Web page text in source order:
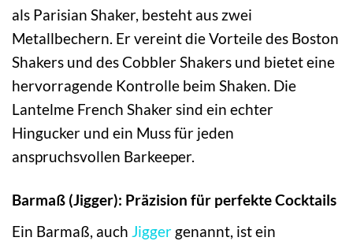
als Parisian Shaker, besteht aus zwei
Metallbechern. Er vereint die Vorteile des Boston
Shakers und des Cobbler Shakers und bietet eine
hervorragende Kontrolle beim Shaken. Die
Lantelme French Shaker sind ein echter
Hingucker und ein Muss für jeden
anspruchsvollen Barkeeper.
Barmaß (Jigger): Präzision für perfekte Cocktails
Ein Barmaß, auch Jigger genannt, ist ein